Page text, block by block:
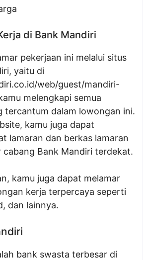
di Bank Mandiri
pekerjaan ini melalui situs
yaitu di
web/guest/mandiri-
melengkapi semua
tercantum dalam lowongan ini.
kamu juga dapat
lamaran dan berkas lamaran
cabang Bank Mandiri terdekat.
kamu juga dapat melamar
kerja terpercaya seperti
dan lainnya.
bank swasta terbesar di